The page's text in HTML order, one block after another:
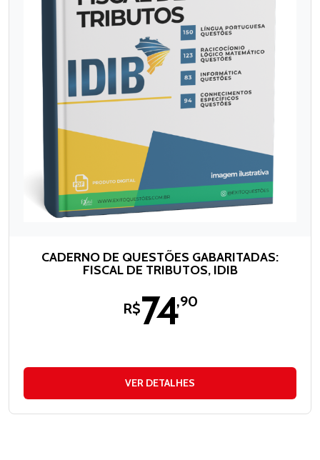
CADERNO DE QUESTÕES GABARITADAS:
FISCAL DE TRIBUTOS, IDIB
R$74,90
VER DETALHES